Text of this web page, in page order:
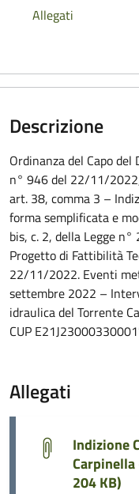
Allegati
Descrizione
Ordinanza del Capo
n° 946 del 22/11/
art. 38, comma 3 –
forma semplificata e
bis, c. 2, della Legge
Progetto di Fattibilità
22/11/2022. Eventi
settembre 2022 –
idraulica del Torrente
CUP
Allegati
Indizione
Carpinella
204 KB)